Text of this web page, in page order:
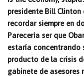
presidente Bill Clinton
recordar siempre en
Parecería ser que
estaría concentrando
producto de la crisis
gabinete de asesores